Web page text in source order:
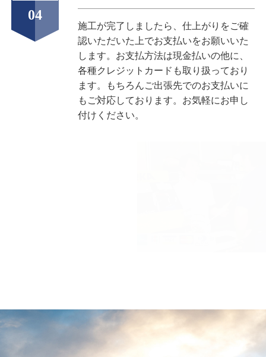
04
施工が完了しましたら、仕上がりをご確
認いただいた上でお支払いをお願いいた
します。お支払方法は現金払いの他に、
各種クレジットカードも取り扱っており
ます。もちろんご出張先でのお支払いに
もご対応しております。お気軽にお申し
付けください。